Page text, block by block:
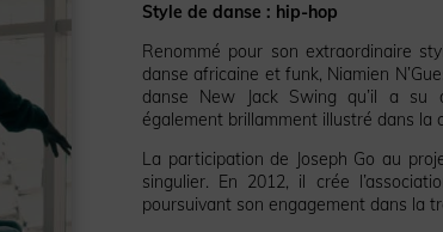
Style de danse : hip-hop
Renommé pour son extraordinaire
danse africaine et funk, Niamien
danse New Jack Swing qu’il a su
également brillamment illustré dans la
La participation de Joseph Go au
singulier. En 2012, il crée
poursuivant son engagement dans la